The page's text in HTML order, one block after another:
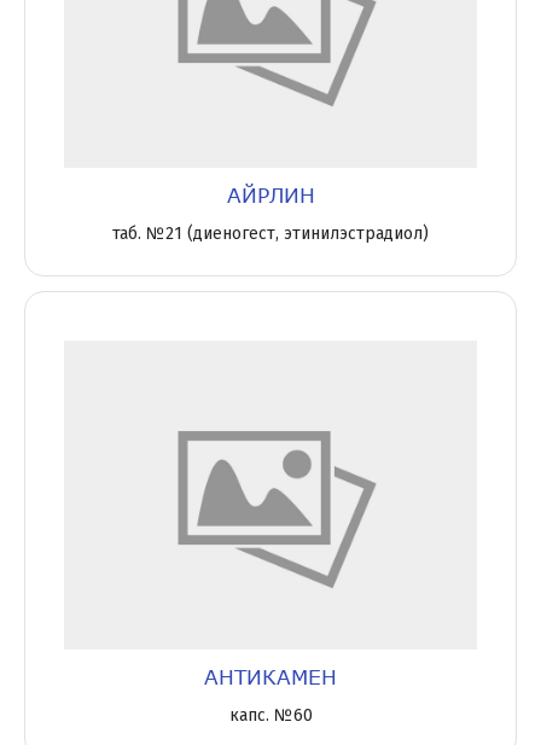
АЙРЛИН
таб. №21 (диеногест, этинилэстрадиол)
АНТИКАМЕН
капс. №60